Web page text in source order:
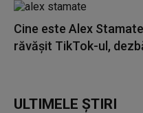
Cine este Alex
răvășit TikTok-ul,
ULTIMELE ȘTIRI